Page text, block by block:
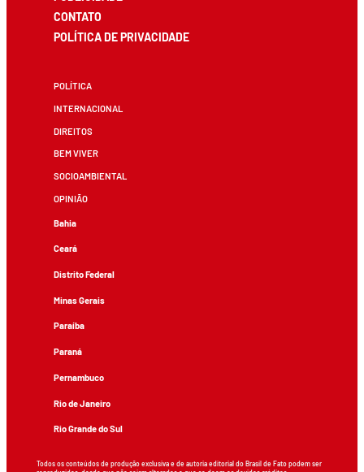
CONTATO
POLÍTICA DE PRIVACIDADE
POLÍTICA
INTERNACIONAL
DIREITOS
BEM VIVER
SOCIOAMBIENTAL
OPINIÃO
Bahia
Ceará
Distrito Federal
Minas Gerais
Paraíba
Paraná
Pernambuco
Rio de Janeiro
Rio Grande do Sul
Todos os conteúdos de produção exclusiva e de autoria editorial do Brasil de Fato podem ser